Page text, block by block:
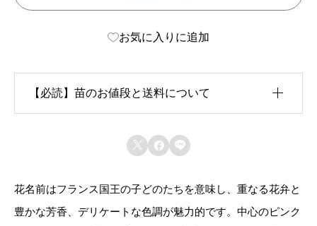
ン
ン
-
E
お気に入りに追加
【必読】苗のお値段と送料について
生育状況が各苗、また季節ごとに異なるため、苗のお
での表示となっております。
また、送料につきましては、苗の種類、生育形態、生
育状況、本数などによって大きく変動するため、カー
  
花名前はフランス国王の子どのたちを意味し、重なる花弁と
豊かな芳香、デリケートな色調が魅力的です。中心のピンク